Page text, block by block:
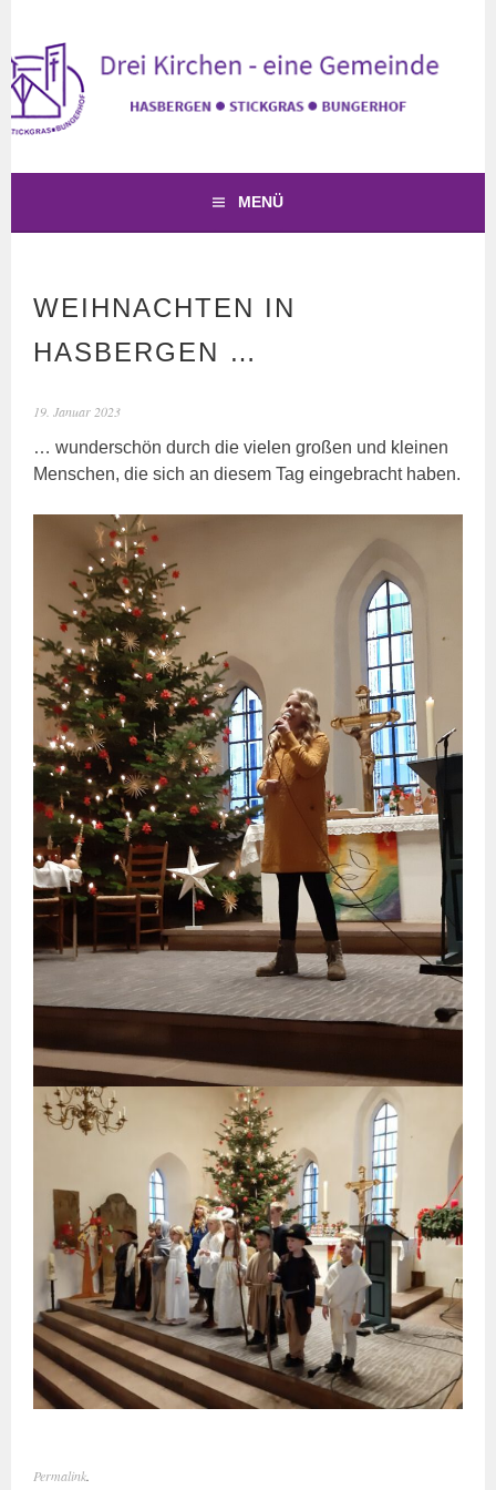
InhaltKIRCHE HASBERGEN
DREI KIRCHEN – EINE GEMEINDE
MENÜ
WEIHNACHTEN IN
HASBERGEN …
19. Januar 2023
… wunderschön durch die vielen großen und kleinen
Menschen, die sich an diesem Tag eingebracht haben.
Permalink.